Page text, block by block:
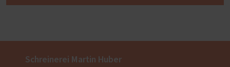
Schreinerei Martin Huber